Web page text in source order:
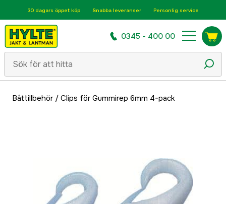
30 dagars öppet köp Snabba leveranser Personlig service
0345 - 400 00
Båttillbehör/ Clips för Gummirep 6mm 4-pack